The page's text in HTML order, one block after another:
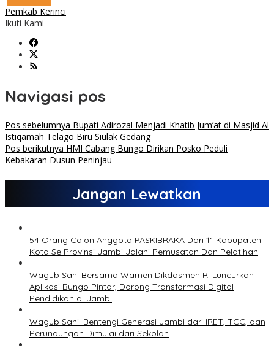
Pemkab Kerinci
Ikuti Kami
Navigasi pos
Pos sebelumnya Bupati Adirozal Menjadi Khatib Jum’at di Masjid Al
Istiqamah Telago Biru Siulak Gedang
Pos berikutnya HMI Cabang Bungo Dirikan Posko Peduli
Kebakaran Dusun Peninjau
Jangan Lewatkan
54 Orang Calon Anggota PASKIBRAKA Dari 11 Kabupaten
Kota Se Provinsi Jambi Jalani Pemusatan Dan Pelatihan
Wagub Sani Bersama Wamen Dikdasmen RI Luncurkan
Aplikasi Bungo Pintar, Dorong Transformasi Digital
Pendidikan di Jambi
Wagub Sani: Bentengi Generasi Jambi dari IRET, TCC, dan
Perundungan Dimulai dari Sekolah